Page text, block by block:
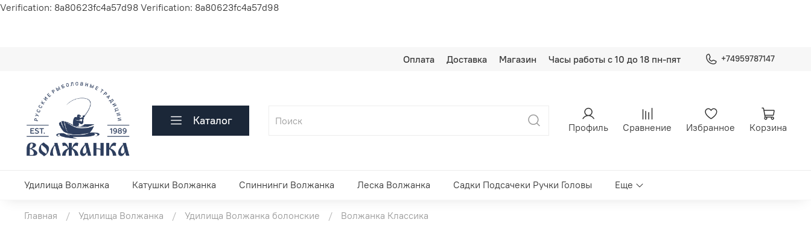
Verification: 8a80623fc4a57d98 Verification: 8a80623fc4a57d98
Оплата Доставка Магазин Часы работы с 10 до 18 пн-пят +74959787147
Каталог Профиль Сравнение Избранное Корзина
Удилища Волжанка Катушки Волжанка Спиннинги Волжанка Леска Волжанка Садки Подсачеки Ручки Головы Еще
Главная Удилища Волжанка Удилища Волжанка болонские Волжанка Классика